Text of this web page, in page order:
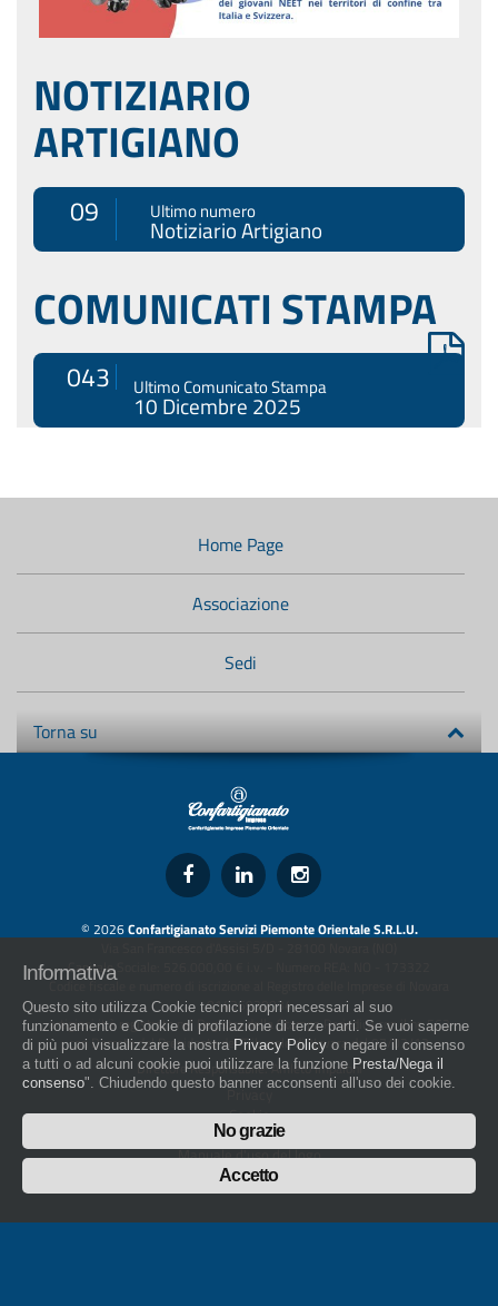
NOTIZIARIO
ARTIGIANO
09 Ultimo numero
Notiziario Artigiano
COMUNICATI STAMPA
043 Ultimo Comunicato Stampa
10 Dicembre 2025
Menù
Home Page
Associazione
Sedi
Torna su
© 2026Confartigianato Servizi Piemonte Orientale S.R.L.U.
Capitale Sociale: 526.000,00 € i.v. - Numero REA: NO - 173322
Codice fiscale e numero di iscrizione al Registro delle Imprese di Novara
01436930034
artigiani.it è registrato nel Registro della Stampa Periodica con il nr. 562
con Decreto del Presidente del Tribunale di Novara del 07/03/13
Direttore Responsabile: Amleto Impaloni
Privacy
Cookie
Whistleblowing
Manuale d'uso del logo
Policy sulla Parità di genere
Informativa
Questo sito utilizza Cookie tecnici propri necessari al suo
funzionamento e Cookie di profilazione di terze parti. Se vuoi saperne
di più puoi visualizzare la nostra Privacy Policy o negare il consenso
a tutti o ad alcuni cookie puoi utilizzare la funzione Presta/Nega il
consenso". Chiudendo questo banner acconsenti all'uso dei cookie.
No grazie
Accetto